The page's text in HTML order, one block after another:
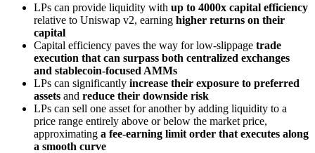
LPs can provide liquidity with up to 4000x capital efficiency
relative to Uniswap v2, earning higher returns on their
capital
Capital efficiency paves the way for low-slippage trade
execution that can surpass both centralized exchanges
and stablecoin-focused AMMs
LPs can significantly increase their exposure to preferred
assets and reduce their downside risk
LPs can sell one asset for another by adding liquidity to a
price range entirely above or below the market price,
approximating a fee-earning limit order that executes along
a smooth curve